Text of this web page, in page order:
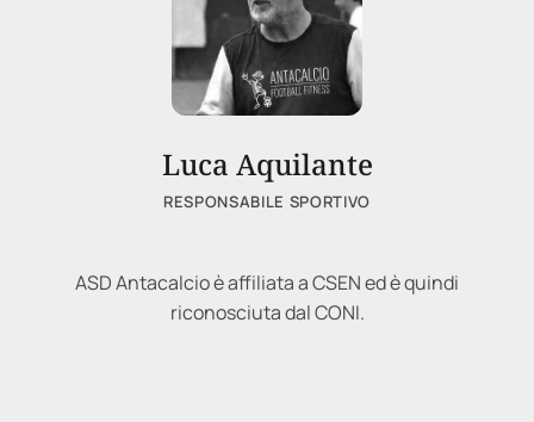
Luca Aquilante
RESPONSABILE SPORTIVO
ASD Antacalcio è affiliata a CSEN ed è quindi
riconosciuta dal CONI.